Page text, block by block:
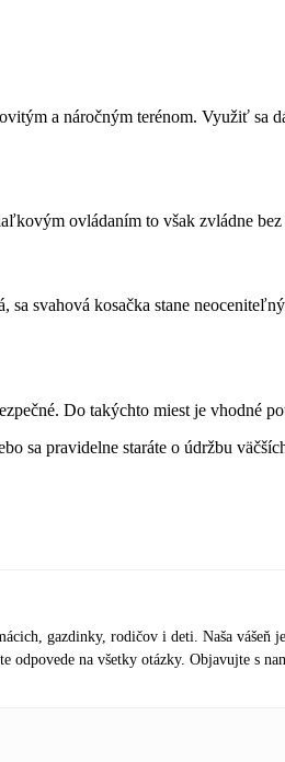
a náročným terénom. Využiť
ovládaním to však zvládne
svahová kosačka stane
Do takýchto miest je vhodné
pravidelne staráte o údržbu
gazdinky, rodičov i deti. Naša vášeň
odpovede na všetky otázky. Objavujte s